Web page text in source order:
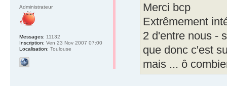
Merci bcp
Extrêmement
2 d'entre nous -
que donc c'est
mais ... ô
Administrateur
Messages: 11132
Inscription: Ven 23 Nov 2007 07:00
Localisation: Toulouse